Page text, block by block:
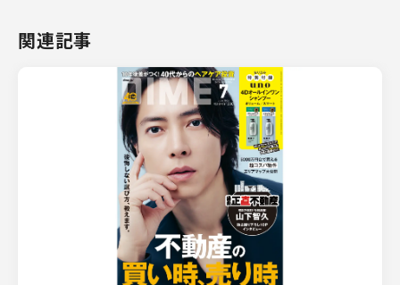
関連記事